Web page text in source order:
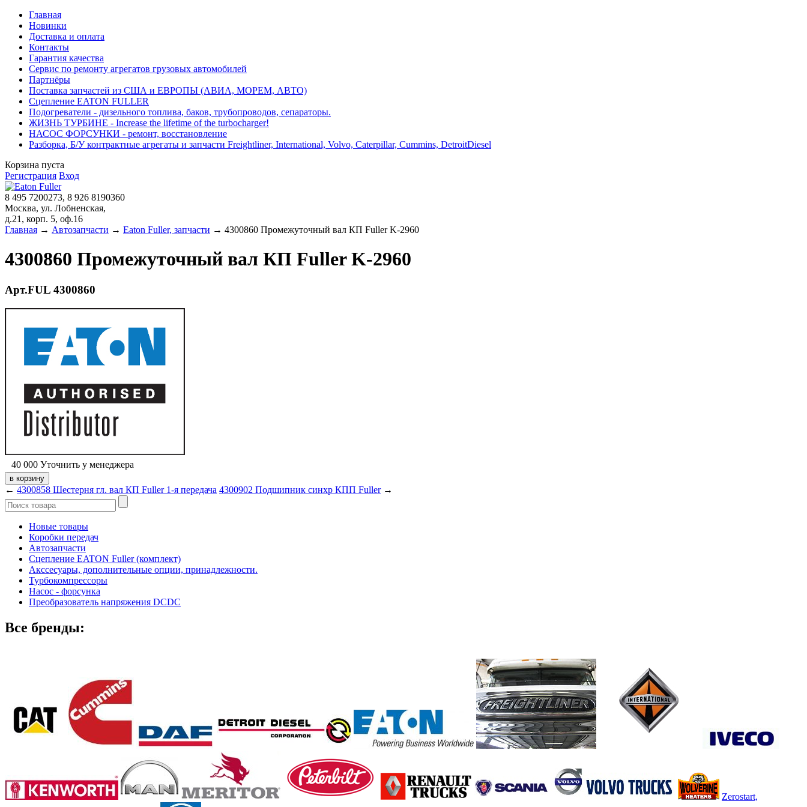
Главная
Новинки
Доставка и оплата
Контакты
Гарантия качества
Сервис по ремонту агрегатов грузовых автомобилей
Партнёры
Поставка запчастей из США и ЕВРОПЫ (АВИА, МОРЕМ, АВТО)
Сцепление EATON FULLER
Подогреватели - дизельного топлива, баков, трубопроводов, сепараторы.
ЖИЗНЬ ТУРБИНЕ - Increase the lifetime of the turbocharger!
НАСОС ФОРСУНКИ - ремонт, восстановление
Разборка, Б/У контрактные агрегаты и запчасти Freightliner, International, Volvo, Caterpillar, Cummins, DetroitDiesel
Корзина пуста
Регистрация Вход
8 495 7200273, 8 926 8190360
Москва, ул. Лобненская,
д.21, корп. 5, оф.16
Главная → Автозапчасти → Eaton Fuller, запчасти → 4300860 Промежуточный вал КП Fuller K-2960
4300860 Промежуточный вал КП Fuller K-2960
Арт.FUL 4300860
40 000 Уточнить у менеджера
← 4300858 Шестерня гл. вал КП Fuller 1-я передача 4300902 Подшипник синхр КПП Fuller→
Новые товары
Коробки передач
Автозапчасти
Сцепление EATON Fuller (комплект)
Акссесуары, дополнительные опции, принадлежности.
Турбокомпрессоры
Насос - форсунка
Преобразователь напряжения DCDC
Все бренды:
Zerostart,